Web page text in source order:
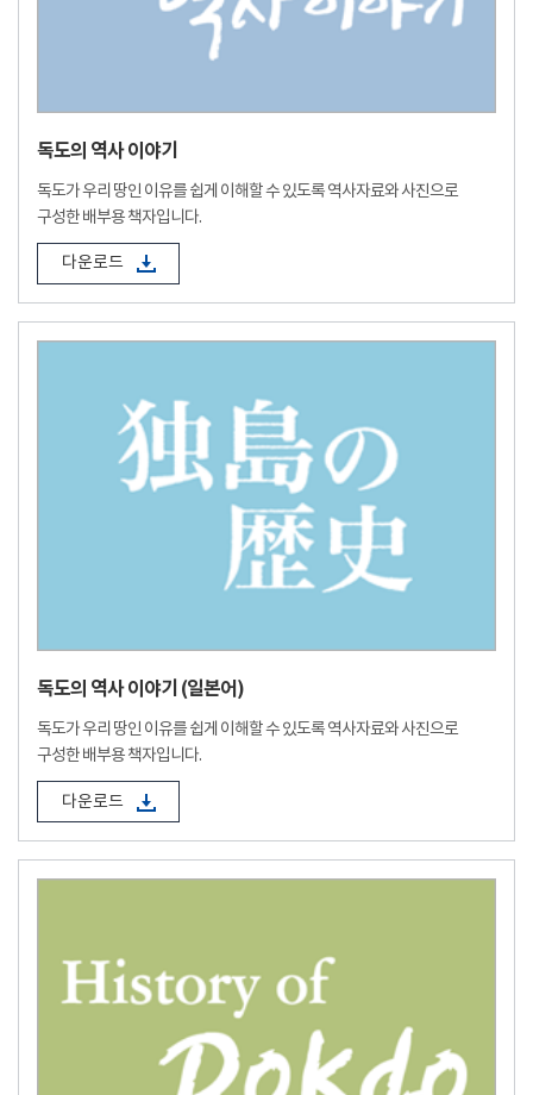
독도의 역사 이야기
독도가 우리 땅인 이유를 쉽게 이해할 수 있도록 역사자료와 사진으로
구성한 배부용 책자입니다.
다운로드
독도의 역사 이야기 (일본어)
독도가 우리 땅인 이유를 쉽게 이해할 수 있도록 역사자료와 사진으로
구성한 배부용 책자입니다.
다운로드